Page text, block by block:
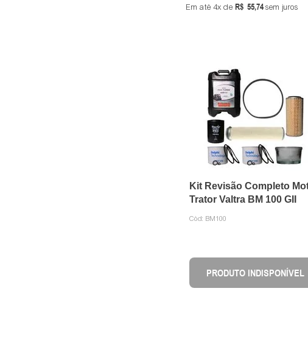
Em até 4 de R$ 55,74sem juros
Kit Revisão Completo
Trator Valtra BM 100 GII
Cód: BM100
PRODUTO INDISPONÍVEL